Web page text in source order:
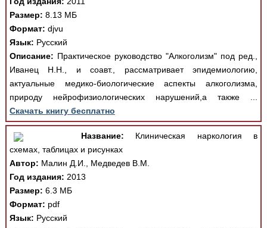
Размер: 8.13 МБ
Формат: djvu
Язык: Русский
Описание: Практическое руководство "Алкоголизм" под ред.,
Иванец Н.Н., и соавт., рассматривает эпидемиологию,
актуальные медико-биологические аспекты алкоголизма,
природу нейрофизиологических нарушений,а также ...
Скачать книгу бесплатно
Название: Клиническая наркология в
схемах, таблицах и рисунках
Автор: Малин Д.И., Медведев В.М.
Год издания: 2013
Размер: 6.3 МБ
Формат: pdf
Язык: Русский